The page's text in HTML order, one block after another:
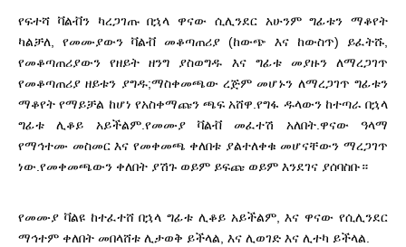
የፍተሻ ቫልቭን ካረጋገጡ በኋላ ዋናው ሲሊንደር አሁንም ግፊቱን ማቆየት
ካልቻለ, የመሙያውን ቫልቭ መቆጣጠሪያ (ከውጭ እና ከውስጥ) ይፈትሹ,
የመቆጣጠሪያውን የዘይት ዘንግ ያስወግዱ እና ግፊቱ መያዙን ለማረጋገጥ
የመቆጣጠሪያ ዘይቱን ያግዱ;ማስቀመጫው ረጅም መሆኑን ለማረጋገጥ ግፊቱን
ማቆየት የማይቻል ከሆነ የአስቀማጩን ጫፍ አሸዋ.የግፋ ዱላውን ከተጣራ በኋላ
ግፊቱ ሊቆይ አይችልም.የመሙያ ቫልቭ መፈተሽ አለበት.ዋናው ዓላማ
የማኅተሙ መስመር እና የመቀመጫ ቀለበቱ ያልተለቀቁ መሆናቸውን ማረጋገጥ
ነው.የመቀመጫውን ቀለበት ያሽጉ ወይም ይፍጩ ወይም እንደገና ያሰባስቡ።
የመሙያ ቫልዩ ከተፈተሸ በኋላ ግፊቱ ሊቆይ አይችልም, እና ዋናው የሲሊንደር
ማኅተም ቀለበት መበላሸቱ ሊታወቅ ይችላል, እና ሊወገድ እና ሊተካ ይችላል.